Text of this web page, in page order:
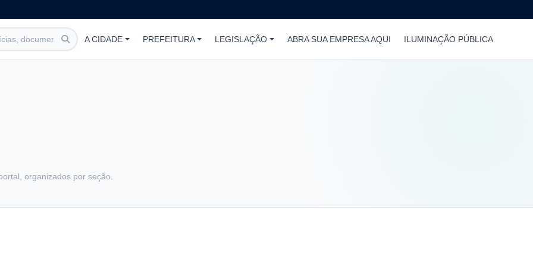
A CIDADE PREFEITURA LEGISLAÇÃO ABRA SUA EMPRESA AQUI ILUMINAÇÃO PÚBLICA
organizados por seção.